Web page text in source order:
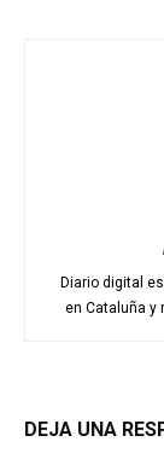
Diario digital
en Cataluña y
DEJA UNA